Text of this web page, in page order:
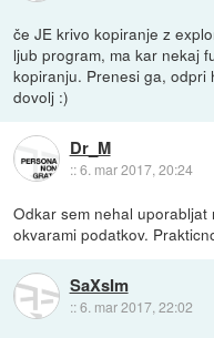
če JE krivo kopiranje z
ljub program, ma kar nekaj
kopiranju. Prenesi ga,
dovolj :)
Dr_M
::6. mar 2017, 20:24
Odkar sem nehal
okvarami podatkov.
SaXsIm
::6. mar 2017, 22:02